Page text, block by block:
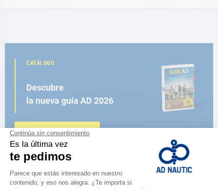
CATÁLOGO
Descubre
la nueva guía AD 2026
NAVEGAR POR EL CATÁLOGO
ESPACIO FIDELIDAD